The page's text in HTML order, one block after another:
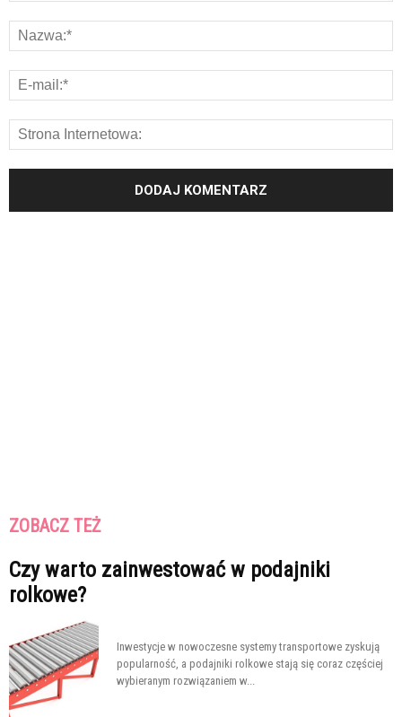
ZOBACZ TEŻ
Czy warto zainwestować w podajniki
rolkowe?
Inwestycje w nowoczesne systemy transportowe zyskują
popularność, a podajniki rolkowe stają się coraz częściej
wybieranym rozwiązaniem w...